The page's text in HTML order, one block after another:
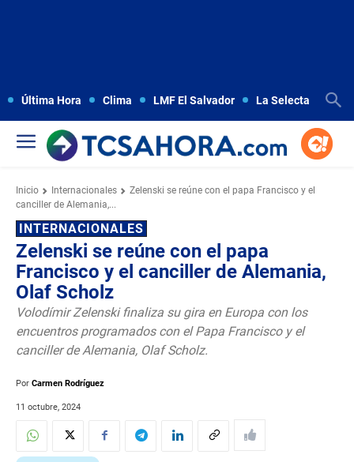
Última Hora Clima LMF El Salvador La Selecta
Inicio Internacionales
Zelenski se reúne con el papa Francisco y el
canciller de Alemania,...
INTERNACIONALES
Zelenski se reúne con el papa
Francisco y el canciller de Alemania,
Olaf Scholz
Volodímir Zelenski finaliza su gira en Europa con los
encuentros programados con el Papa Francisco y el
canciller de Alemania, Olaf Scholz.
Por Carmen Rodríguez
11 octubre, 2024